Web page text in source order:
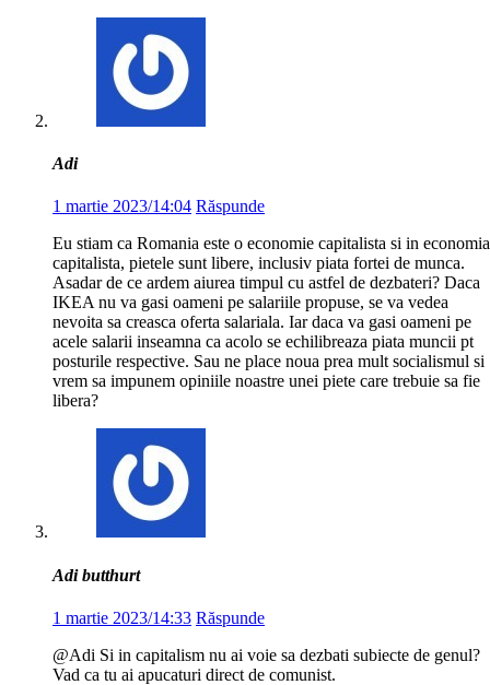
Adi
1 martie 2023/14:04 Răspunde
Eu stiam ca Romania este o economie capitalista si in economia
capitalista, pietele sunt libere, inclusiv piata fortei de munca.
Asadar de ce ardem aiurea timpul cu astfel de dezbateri? Daca
IKEA nu va gasi oameni pe salariile propuse, se va vedea
nevoita sa creasca oferta salariala. Iar daca va gasi oameni pe
acele salarii inseamna ca acolo se echilibreaza piata muncii pt
posturile respective. Sau ne place noua prea mult socialismul si
vrem sa impunem opiniile noastre unei piete care trebuie sa fie
libera?
Adi butthurt
1 martie 2023/14:33 Răspunde
@Adi Si in capitalism nu ai voie sa dezbati subiecte de genul?
Vad ca tu ai apucaturi direct de comunist.